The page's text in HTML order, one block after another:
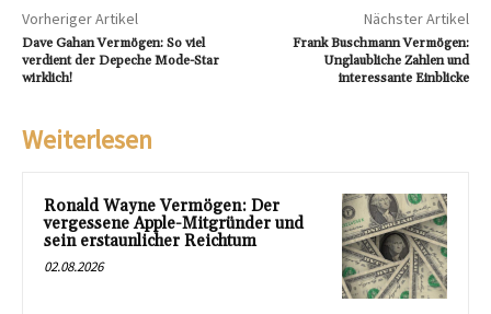
Vorheriger Artikel
Dave Gahan Vermögen: So viel
verdient der Depeche Mode-Star
wirklich!
Nächster Artikel
Frank Buschmann Vermögen:
Unglaubliche Zahlen und
interessante Einblicke
Weiterlesen
Ronald Wayne Vermögen: Der
vergessene Apple-Mitgründer und
sein erstaunlicher Reichtum
02.08.2026